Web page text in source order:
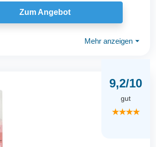
Zum Angebot
Mehr anzeigen ⏷
9,2/10
gut
★★★★